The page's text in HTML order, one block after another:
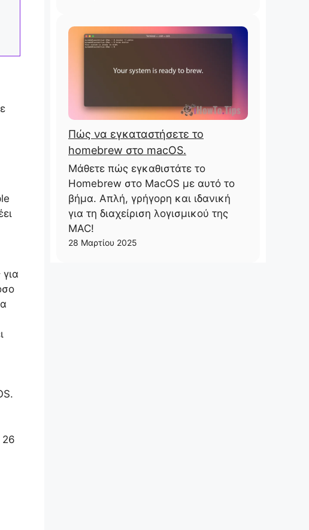
26
Πώς να εγκαταστήσετε το
homebrew στο macOS.
Μάθετε πώς εγκαθιστάτε το
Homebrew στο MacOS με αυτό το
βήμα. Απλή, γρήγορη και ιδανική
για τη διαχείριση λογισμικού της
MAC!
28 Μαρτίου 2025